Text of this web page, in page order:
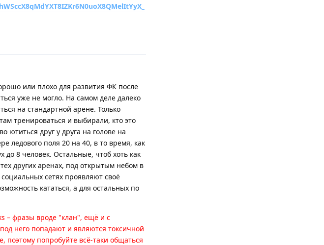
или плохо для развития ФК после
уже не могло. На самом деле далеко
на стандартной арене. Только
тренироваться и выбирали, кто это
ютиться друг у друга на голове на
ледового поля 20 на 40, в то время, как
до 8 человек. Остальные, чтоб хоть как
других аренах, под открытым небом в
сетях проявляют своё
кататься, а для остальных по
– фразы вроде "клан", ещё и с
него попадают и являются токсичной
попробуйте всё-таки общаться